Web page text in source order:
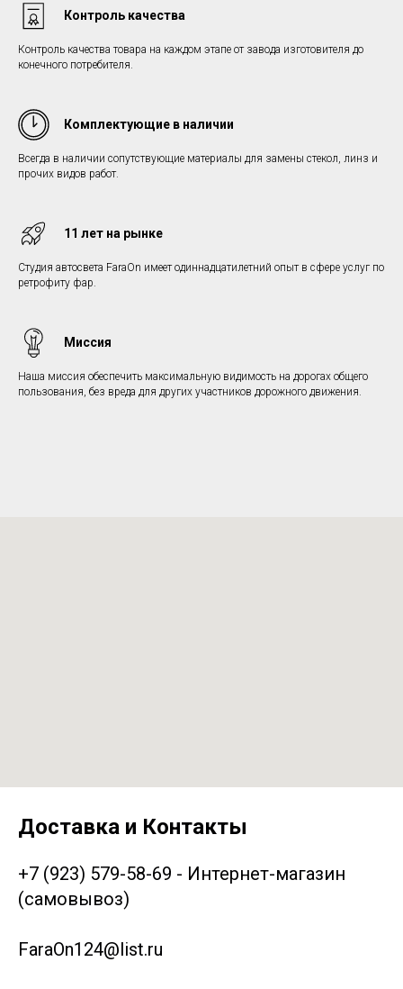
Контроль качества
Контроль качества товара на каждом этапе от завода изготовителя до
конечного потребителя.
Комплектующие в наличии
Всегда в наличии сопутствующие материалы для замены стекол, линз и
прочих видов работ.
11 лет на рынке
Студия автосвета FaraOn имеет одиннадцатилетний опыт в сфере услуг по
ретрофиту фар.
Миссия
Наша миссия обеспечить максимальную видимость на дорогах общего
пользования, без вреда для других участников дорожного движения.
Доставка и Контакты
+7 (923) 579-58-69 - Интернет-магазин
(самовывоз)
FaraOn124@list.ru